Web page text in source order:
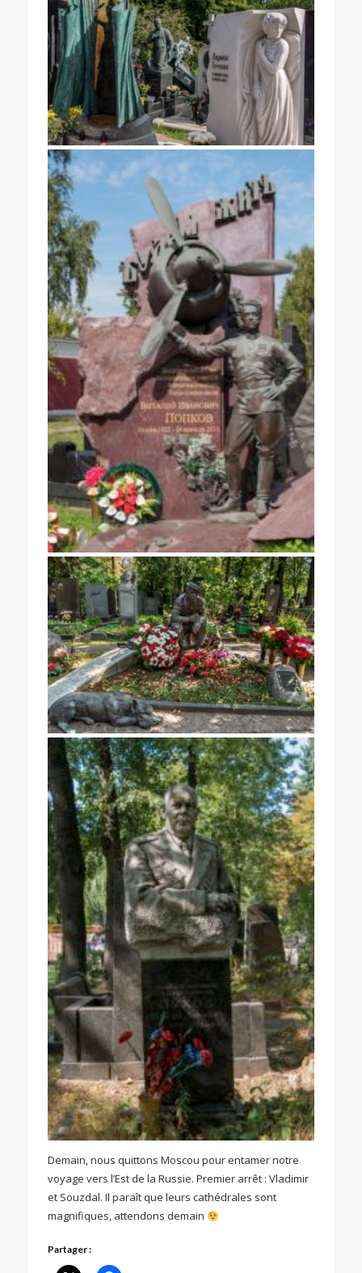
Demain, nous quittons Moscou pour entamer notre
voyage vers l’Est de la Russie. Premier arrêt : Vladimir
et Souzdal. Il paraît que leurs cathédrales sont
magnifiques, attendons demain
Partager :